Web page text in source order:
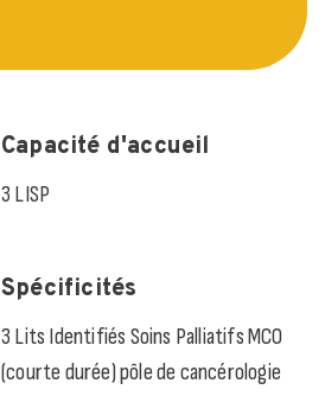
Capacité d'accueil
3 LISP
Spécificités
3 Lits Identifiés Soins Palliatifs MCO
(courte durée) pôle de cancérologie